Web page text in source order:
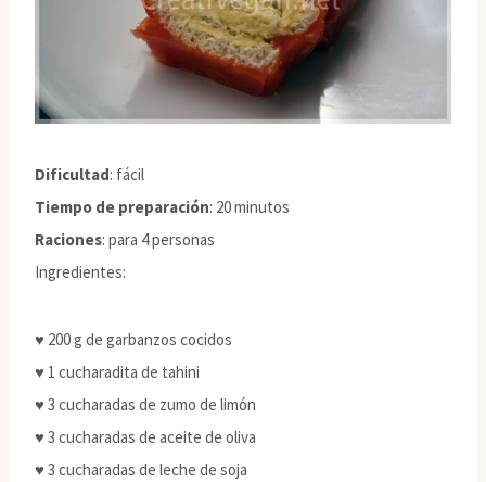
Dificultad: fácil
Tiempo de preparación: 20 minutos
Raciones: para 4 personas
Ingredientes:
♥ 200 g de garbanzos cocidos
♥ 1 cucharadita de tahini
♥ 3 cucharadas de zumo de limón
♥ 3 cucharadas de aceite de oliva
♥ 3 cucharadas de leche de soja